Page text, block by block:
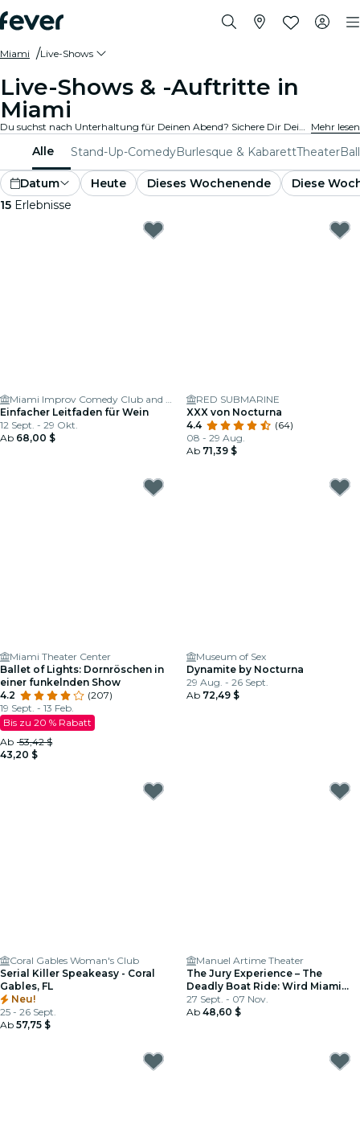
Miami Live-Shows
Live-Shows & -Auftritte in
Miami
Du suchst nach Unterhaltung für Deinen Abend? Sichere Dir Deine Tickets für die besten Live-Shows in Miami: Theater, Stand-Up-Comedy, Musicals, Magieshows und mehr. Mehr lesen
Alle Stand-Up-ComedyBurlesque & KabarettTheater
Datum Heute Dieses Wochenende
Diese
15 Erlebnisse
Miami Improv Comedy Club and Dinner Theater
Einfacher Leitfaden für Wein
12 Sept. - 29 Okt.
Ab 68,00 $
RED SUBMARINE
XXX von Nocturna
4.4
(64)
08 - 29 Aug.
Ab 71,39 $
Miami Theater Center
Ballet of Lights: Dornröschen in
einer funkelnden Show
4.2
(207)
19 Sept. - 13 Feb.
Bis zu 20 % Rabatt
Ab 53,42 $
43,20 $
Museum of Sex
Dynamite by Nocturna
29 Aug. - 26 Sept.
Ab 72,49 $
Coral Gables Woman's Club
Serial Killer Speakeasy - Coral
Gables, FL
Neu!
25 - 26 Sept.
Ab 57,75 $
Manuel Artime Theater
The Jury Experience – The
Deadly Boat Ride: Wird Miami
Gerechtigkeit liefern?
27 Sept. - 07 Nov.
Ab 48,60 $